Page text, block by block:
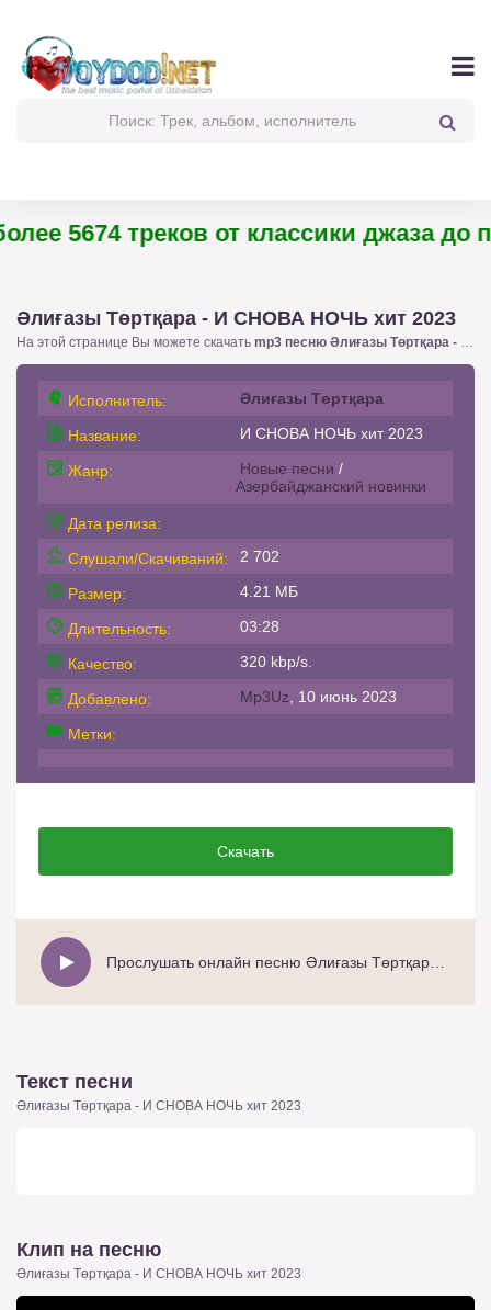
5674 треков от классики джаза до
Әлиғазы Төртқара - И СНОВА НОЧЬ хит 2023
На этой странице Вы можете скачать mp3 песню Әлиғазы Төртқара - И СНОВА НОЧЬ хит 2023
Исполнитель: Әлиғазы Төртқара
Название: И СНОВА НОЧЬ хит 2023
Жанр: Новые песни /
Азербайджанский новинки
Дата релиза:
Слушали/Скачиваний:
2 702
Размер: 4.21 МБ
Длительность: 03:28
Качество: 320 kbp/s.
Добавлено: Mp3Uz , 10 июнь 2023
Метки:
Скачать
Текст песни
Әлиғазы Төртқара - И СНОВА НОЧЬ хит 2023
Клип на песню
Әлиғазы Төртқара - И СНОВА НОЧЬ хит 2023